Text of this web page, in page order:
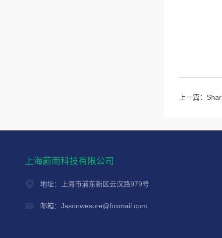
上一篇：
上海蔚雨科技有限公司
地址：上海市浦东新区云汉路979号
邮箱：Jasonwesure@foxmail.com